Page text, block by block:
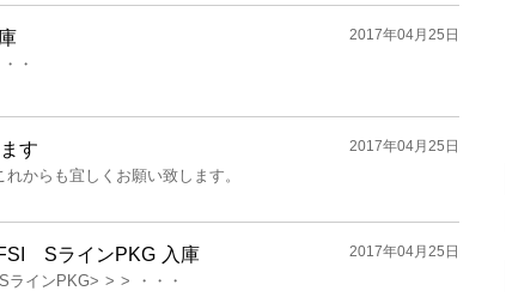
・
2017年04月25日
す
これからも宜しくお願い致します。
2017年04月25日
SラインPKG 入庫
インPKG> > > ・・・
2017年04月25日